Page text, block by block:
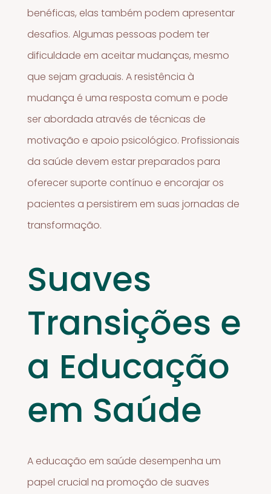
benéficas, elas também podem apresentar
desafios. Algumas pessoas podem ter
dificuldade em aceitar mudanças, mesmo
que sejam graduais. A resistência à
mudança é uma resposta comum e pode
ser abordada através de técnicas de
motivação e apoio psicológico. Profissionais
da saúde devem estar preparados para
oferecer suporte contínuo e encorajar os
pacientes a persistirem em suas jornadas de
transformação.
Suaves
Transições e
a Educação
em Saúde
A educação em saúde desempenha um
papel crucial na promoção de suaves